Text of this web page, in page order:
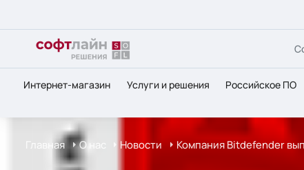
Интернет-магазин Услуги и решения Российское ПО
Главная О нас Новости Компания Bitdefender